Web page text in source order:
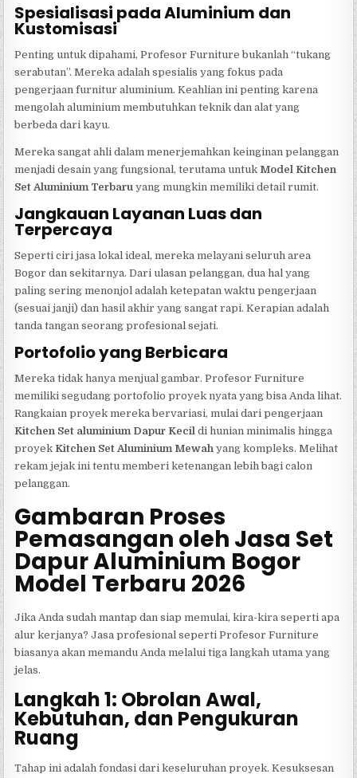
Spesialisasi pada Aluminium dan
Kustomisasi
Penting untuk dipahami, Profesor Furniture bukanlah “tukang
serabutan”. Mereka adalah spesialis yang fokus pada
pengerjaan furnitur aluminium. Keahlian ini penting karena
mengolah aluminium membutuhkan teknik dan alat yang
berbeda dari kayu.
Mereka sangat ahli dalam menerjemahkan keinginan pelanggan
menjadi desain yang fungsional, terutama untuk Model Kitchen
Set Aluminium Terbaru yang mungkin memiliki detail rumit.
Jangkauan Layanan Luas dan
Terpercaya
Seperti ciri jasa lokal ideal, mereka melayani seluruh area
Bogor dan sekitarnya. Dari ulasan pelanggan, dua hal yang
paling sering menonjol adalah ketepatan waktu pengerjaan
(sesuai janji) dan hasil akhir yang sangat rapi. Kerapian adalah
tanda tangan seorang profesional sejati.
Portofolio yang Berbicara
Mereka tidak hanya menjual gambar. Profesor Furniture
memiliki segudang portofolio proyek nyata yang bisa Anda lihat.
Rangkaian proyek mereka bervariasi, mulai dari pengerjaan
Kitchen Set aluminium Dapur Kecil di hunian minimalis hingga
proyekKitchen Set Aluminium Mewah yang kompleks. Melihat
rekam jejak ini tentu memberi ketenangan lebih bagi calon
pelanggan.
Gambaran Proses
Pemasangan oleh Jasa Set
Dapur Aluminium Bogor
Model Terbaru 2026
Jika Anda sudah mantap dan siap memulai, kira-kira seperti apa
alur kerjanya? Jasa profesional seperti Profesor Furniture
biasanya akan memandu Anda melalui tiga langkah utama yang
jelas.
Langkah 1: Obrolan Awal,
Kebutuhan, dan Pengukuran
Ruang
Tahap ini adalah fondasi dari keseluruhan proyek. Kesuksesan